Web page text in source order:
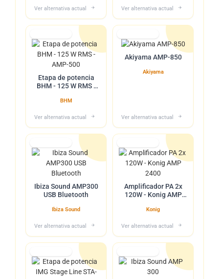
Ver alternativa actual Ver alternativa actual
Etapa de potencia
BHM - 125 W RMS -
BHM
Ver alternativa actual
Akiyama AMP-850
Akiyama
Ver alternativa actual
Ibiza Sound AMP300
USB Bluetooth
Ibiza Sound
Ver alternativa actual
Amplificador PA 2x
120W - Konig AMP
Konig
Ver alternativa actual